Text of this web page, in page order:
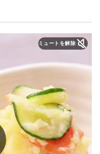
ミュートを解除